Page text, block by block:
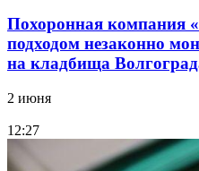
Похоронная компания
подходом незаконно
на кладбища
2 июня
12:27